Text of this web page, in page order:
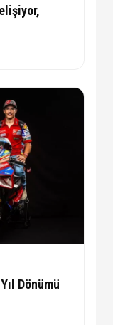
Dönümü